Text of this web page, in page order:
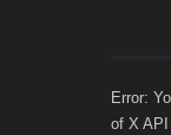
Error:
of X